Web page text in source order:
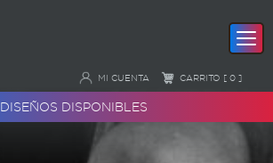
MI CUENTA CARRITO [ 0 ]
DISEÑOS DISPONIBLES